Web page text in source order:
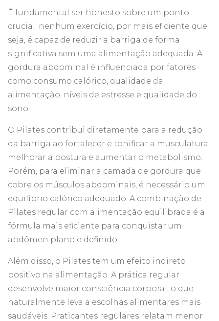
É fundamental ser honesto sobre um ponto
crucial: nenhum exercício, por mais eficiente que
seja, é capaz de reduzir a barriga de forma
significativa sem uma alimentação adequada. A
gordura abdominal é influenciada por fatores
como consumo calórico, qualidade da
alimentação, níveis de estresse e qualidade do
sono.
O Pilates contribui diretamente para a redução
da barriga ao fortalecer e tonificar a musculatura,
melhorar a postura e aumentar o metabolismo.
Porém, para eliminar a camada de gordura que
cobre os músculos abdominais, é necessário um
equilíbrio calórico adequado. A combinação de
Pilates regular com alimentação equilibrada é a
fórmula mais eficiente para conquistar um
abdômen plano e definido.
Além disso, o Pilates tem um efeito indireto
positivo na alimentação. A prática regular
desenvolve maior consciência corporal, o que
naturalmente leva a escolhas alimentares mais
saudáveis. Praticantes regulares relatam menor